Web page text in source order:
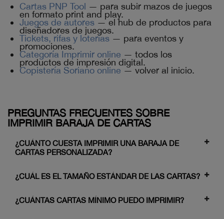
Cartas PNP Tool — para subir mazos de juegos
en formato print and play.
Juegos de autores — el hub de productos para
diseñadores de juegos.
Tickets, rifas y loterías — para eventos y
promociones.
Categoría Imprimir online — todos los
productos de impresión digital.
Copistería Soriano online — volver al inicio.
PREGUNTAS FRECUENTES SOBRE
IMPRIMIR BARAJA DE CARTAS
¿CUÁNTO CUESTA IMPRIMIR UNA BARAJA DE
CARTAS PERSONALIZADA?
¿CUÁL ES EL TAMAÑO ESTÁNDAR DE LAS CARTAS?
¿CUÁNTAS CARTAS MÍNIMO PUEDO IMPRIMIR?